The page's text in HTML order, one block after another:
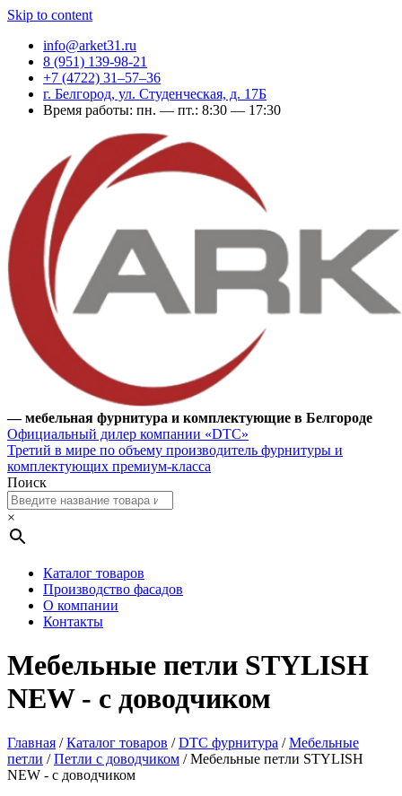
Skip to content
info@arket31.ru
8 (951) 139-98-21
+7 (4722) 31‒57‒36
г. Белгород, ул. Студенческая, д. 17Б
Время работы: пн. — пт.: 8:30 — 17:30
— мебельная фурнитура и комплектующие в Белгороде
Официальный дилер компании «DTC»
Третий в мире по объему производитель фурнитуры и
комплектующих премиум-класса
Поиск
×
Каталог товаров
Производство фасадов
О компании
Контакты
Мебельные петли STYLISH
NEW - с доводчиком
Главная /Каталог товаров /DTC фурнитура /Мебельные
петли /Петли с доводчиком / Мебельные петли STYLISH
NEW - с доводчиком